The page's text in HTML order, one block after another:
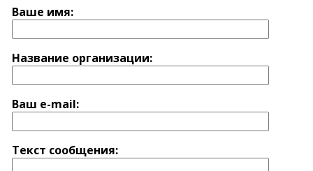
Ваше имя:
Название оргaнизации:
Ваш e-mail:
Текст сообщения: